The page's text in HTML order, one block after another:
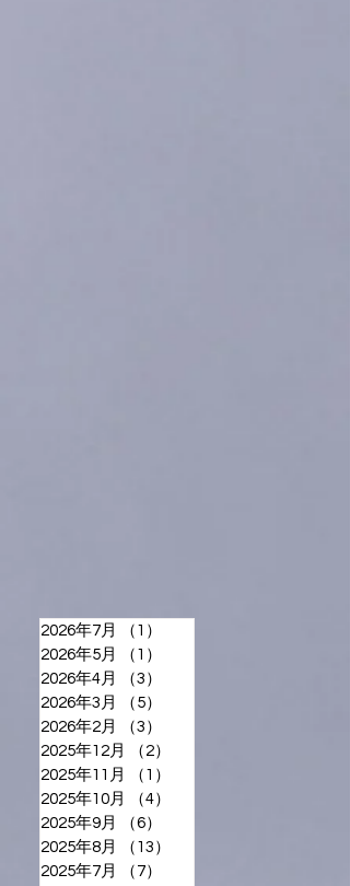
2026年7月 （1）
2026年5月
（1）
2026年4月
（3）
2026年3月
（5）
2026年2月
（3）
2025年12月
（2）
2025年11月
（1）
2025年10月
（4）
2025年9月
（6）
2025年8月
（13）
2025年7月
（7）